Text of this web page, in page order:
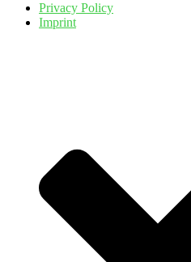
Privacy Policy
Imprint